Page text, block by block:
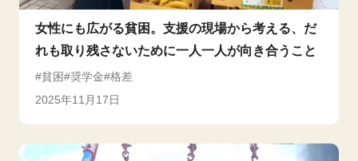
女性にも広がる貧困。支援の現場から考える、だ
れも取り残さないために一人一人が向き合うこと
貧困 奨学金 格差
2025年11月17日